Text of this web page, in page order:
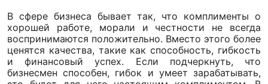
В сфере бизнеса бывает так, что комплименты о
хорошей работе, морали и честности не всегда
воспринимаются положительно. Вместо этого более
ценятся качества, такие как способность, гибкость
и финансовый успех. Если подчеркнуть, что
бизнесмен способен, гибок и умеет зарабатывать,